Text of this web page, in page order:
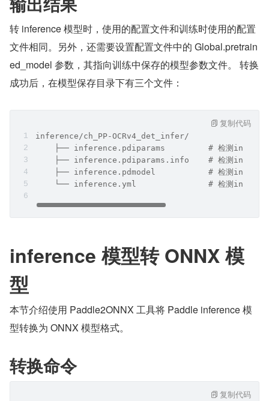
转 inference 模型时，使用的配置文件和训练时使用的配置
文件相同。另外，还需要设置配置文件中的 Global.pretrain
ed_model 参数，其指向训练中保存的模型参数文件。 转换
成功后，在模型保存目录下有三个文件：
inference/ch_PP-OCRv4_det_infer/
├── inference.pdiparams         # 检测
├── inference.pdiparams.info    # 检测inference
├── inference.pdmodel           # 检测
└── inference.yml               # 检测
复制代码
inference 模型转 ONNX 模
型
本节介绍使用 Paddle2ONNX 工具将 Paddle inference 模
型转换为 ONNX 模型格式。
转换命令
复制代码